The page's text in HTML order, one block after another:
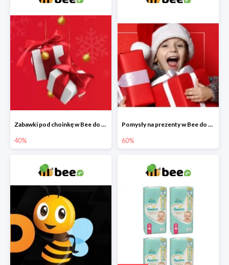
Zabawki pod choinkę w Bee do -40%
40%
Pomysły na prezenty w Bee do -60%
60%